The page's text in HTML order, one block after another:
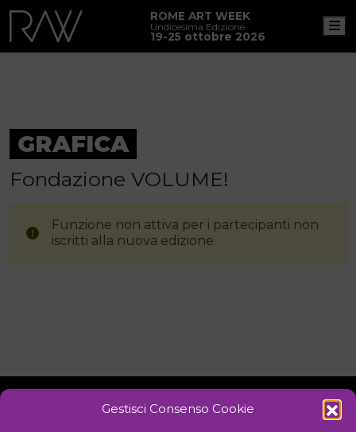
Gestisci Consenso Cookie
ROME ART WEEK
Undicesima Edizione
19-25 ottobre 2026
GRAFICA
Fondazione VOLUME!
Funzione non attiva per i partecipanti non
iscritti alla nuova edizione.